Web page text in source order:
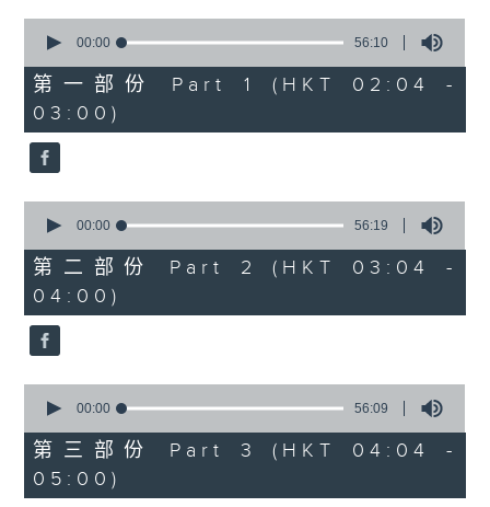
4. 「海棠香影月中搖」
由 嚴淑芳 主唱
5. 「夢會巫山」
6. 「魂夢繞山河」
由 李少芳 、許蓓 主唱
seconds
56
minutes,
10
seconds
00:00 56:10
第一部份 Part 1 (HKT 02:04 -
03:00)
seconds
56
minutes,
19
seconds
00:00 56:19
第二部份 Part 2 (HKT 03:04 -
04:00)
seconds
56
minutes,
9
seconds
00:00 56:09
第三部份 Part 3 (HKT 04:04 -
05:00)